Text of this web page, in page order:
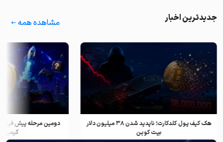
جدیدترین اخبار مشاهده همه
هک کیف پول کلدکارت؛ ناپدید شدن ۳۸ میلیون دلار
بیت کوین
دومین مرحله پیش